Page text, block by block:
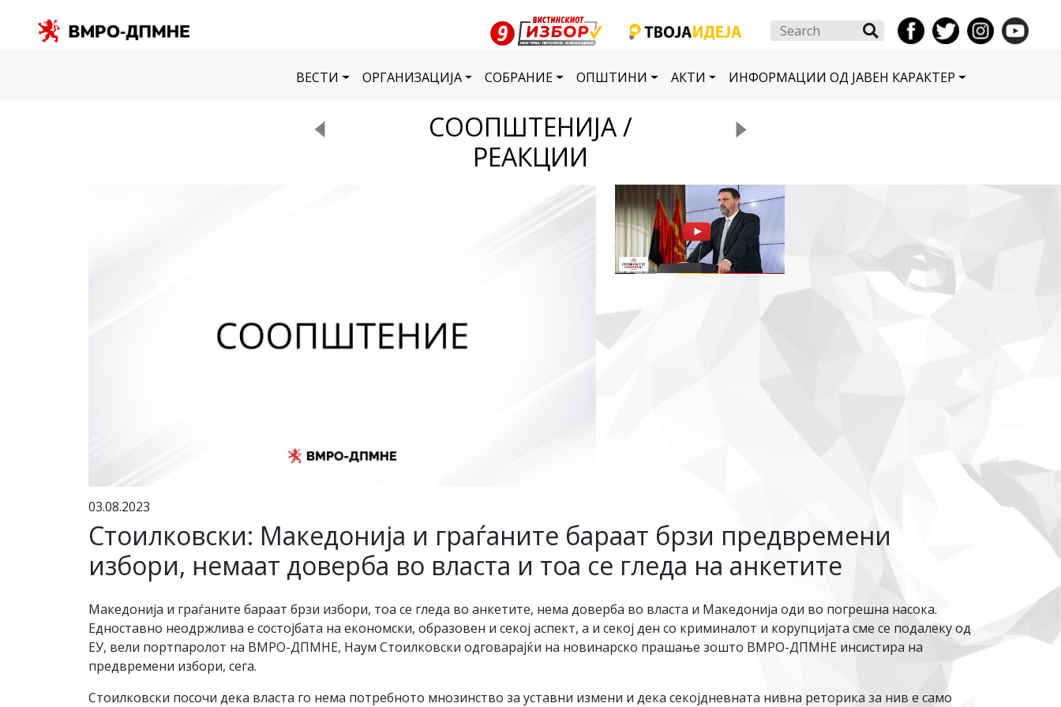
Search
ВЕСТИ ОРГАНИЗАЦИЈА СОБРАНИЕ ОПШТИНИ АКТИ ИНФОРМАЦИИ ОД ЈАВЕН КАРАКТЕР
СООПШТЕНИЈА /
РЕАКЦИИ
03.08.2023
Стоилковски: Македонија и граѓаните бараат брзи предвремени
избори, немаат доверба во власта и тоа се гледа на анкетите
Македонија и граѓаните бараат брзи избори, тоа се гледа во анкетите, нема доверба во власта и Македонија оди во погрешна насока.
Едноставно неодржлива е состојбата на економски, образовен и секој аспект, а и секој ден со криминалот и корупцијата сме се подалеку од
ЕУ, вели портпаролот на ВМРО-ДПМНЕ, Наум Стоилковски одговарајќи на новинарско прашање зошто ВМРО-ДПМНЕ инсистира на
предвремени избори, сега.
Стоилковски посочи дека власта го нема потребното мнозинство за уставни измени и дека секојдневната нивна реторика за нив е само